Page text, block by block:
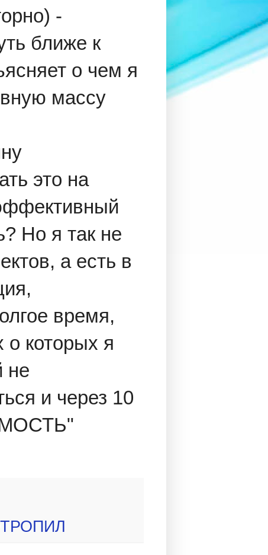
-
ближе к
о чем я
массу
это на
Но я так не
а есть в
время,
о которых я
не
и через 10